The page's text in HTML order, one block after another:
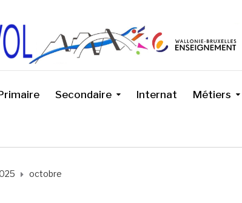
Secondaire Internat Métiers
octobre